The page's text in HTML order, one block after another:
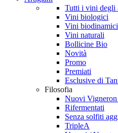
Tutti i vini degli
Vini biologici
Vini biodinamici
Vini naturali
Bollicine Bio
Novità
Promo
Premiati
Esclusive di
Filosofia
Nuovi Vigneron
Rifermentati
Senza solfiti
TripleA